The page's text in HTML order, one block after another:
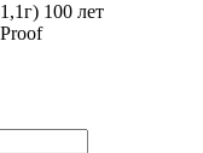
100 лет